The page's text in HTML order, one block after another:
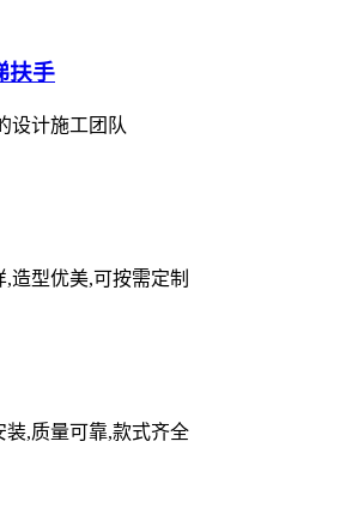
扶手
设计施工团队
造型优美,可按需定制
装,质量可靠,款式齐全